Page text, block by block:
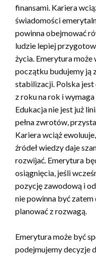
finansami. Kariera
świadomości
powinna obejmować
ludzie lepiej
życia. Emerytura może
początku budujemy ją
stabilizacji. Polska jest
z roku na rok i wymaga
Edukacja nie jest już
pełna zwrotów,
Kariera wciąż
źródeł wiedzy daje
rozwijać. Emerytura
osiągnięcia, jeśli
pozycję zawodową i
nie powinna być
planować z rozwagą.
Emerytura może być
podejmujemy decyzje